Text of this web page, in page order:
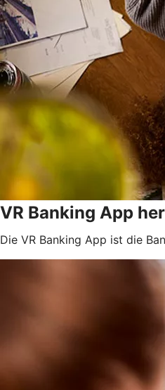
VR Banking App
Die VR Banking App ist die